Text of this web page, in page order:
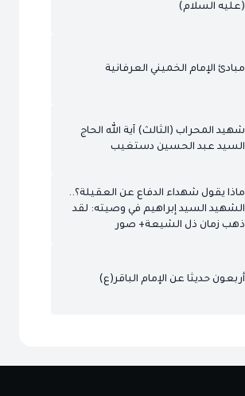
(عليه السلام)
مبادئ الإمام الخميني العرفانية
شهيد المحراب (الثالث) آية الله الحاج
السيد عبد الحسين دستغيب
ماذا يقول شهداء الدفاع عن العقيلة؟..
الشهيد السيد إبراهيم في وصيته: لقد
ذهب زمان ذل الشيعة+ صور
أربعون حديثا عن الإمام الباقر(ع)